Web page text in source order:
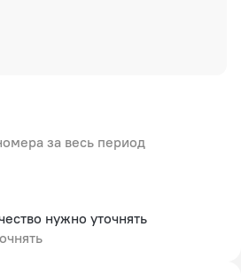
за весь период
нужно уточнять